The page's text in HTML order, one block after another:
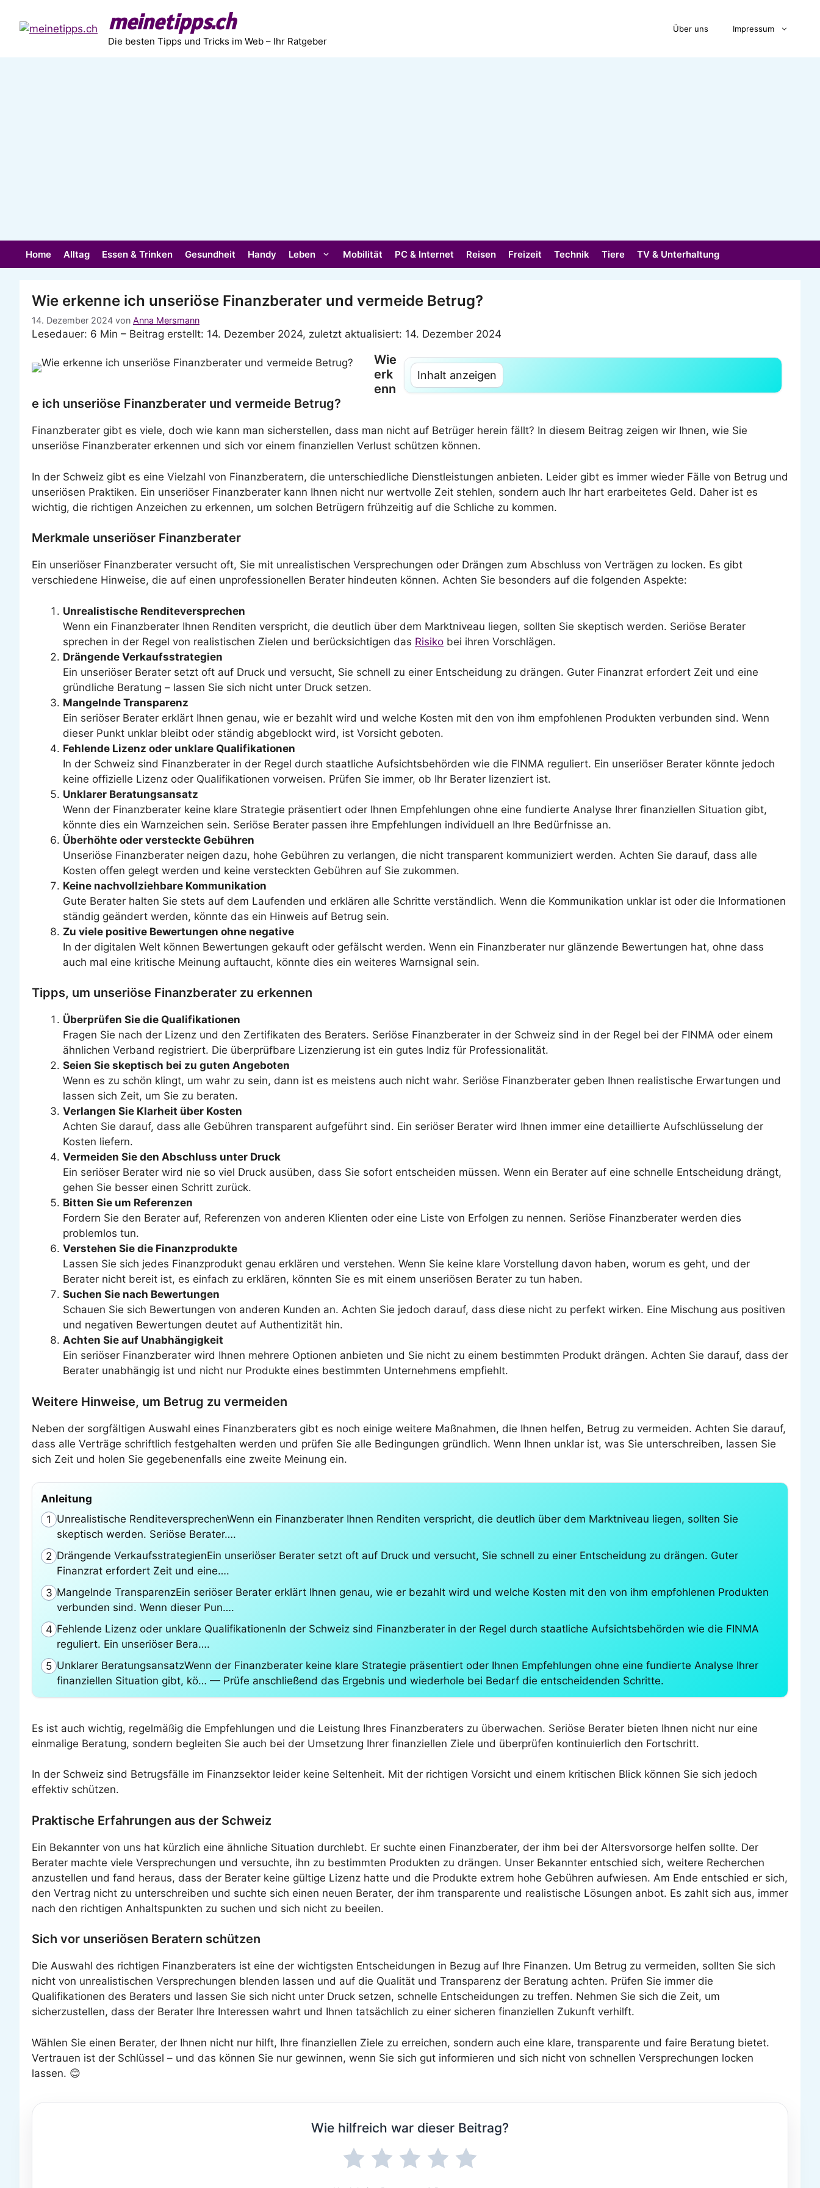
Inhalt
springen
meinetipps.ch
Die besten Tipps und Tricks im Web – Ihr Ratgeber
Über uns Impressum
Home Alltag Essen & Trinken Gesundheit Handy Leben Mobilität PC & Internet Reisen Freizeit Technik Tiere TV & Unterhaltung
Wie erkenne ich unseriöse Finanzberater und vermeide Betrug?
14. Dezember 2024 von Anna Mersmann
Lesedauer: 6 Min – Beitrag erstellt: 14. Dezember 2024, zuletzt aktualisiert: 14. Dezember 2024
Inhalt anzeigen
Wie
erk
enn
e ich unseriöse Finanzberater und vermeide Betrug?
Finanzberater gibt es viele, doch wie kann man sicherstellen, dass man nicht auf Betrüger herein fällt? In diesem Beitrag zeigen wir Ihnen, wie Sie
unseriöse Finanzberater erkennen und sich vor einem finanziellen Verlust schützen können.
In der Schweiz gibt es eine Vielzahl von Finanzberatern, die unterschiedliche Dienstleistungen anbieten. Leider gibt es immer wieder Fälle von Betrug und
unseriösen Praktiken. Ein unseriöser Finanzberater kann Ihnen nicht nur wertvolle Zeit stehlen, sondern auch Ihr hart erarbeitetes Geld. Daher ist es
wichtig, die richtigen Anzeichen zu erkennen, um solchen Betrügern frühzeitig auf die Schliche zu kommen.
Merkmale unseriöser Finanzberater
Ein unseriöser Finanzberater versucht oft, Sie mit unrealistischen Versprechungen oder Drängen zum Abschluss von Verträgen zu locken. Es gibt
verschiedene Hinweise, die auf einen unprofessionellen Berater hindeuten können. Achten Sie besonders auf die folgenden Aspekte:
Unrealistische Renditeversprechen
Wenn ein Finanzberater Ihnen Renditen verspricht, die deutlich über dem Marktniveau liegen, sollten Sie skeptisch werden. Seriöse Berater
sprechen in der Regel von realistischen Zielen und berücksichtigen das Risiko bei ihren Vorschlägen.
Drängende Verkaufsstrategien
Ein unseriöser Berater setzt oft auf Druck und versucht, Sie schnell zu einer Entscheidung zu drängen. Guter Finanzrat erfordert Zeit und eine
gründliche Beratung – lassen Sie sich nicht unter Druck setzen.
Mangelnde Transparenz
Ein seriöser Berater erklärt Ihnen genau, wie er bezahlt wird und welche Kosten mit den von ihm empfohlenen Produkten verbunden sind. Wenn
dieser Punkt unklar bleibt oder ständig abgeblockt wird, ist Vorsicht geboten.
Fehlende Lizenz oder unklare Qualifikationen
In der Schweiz sind Finanzberater in der Regel durch staatliche Aufsichtsbehörden wie die FINMA reguliert. Ein unseriöser Berater könnte jedoch
keine offizielle Lizenz oder Qualifikationen vorweisen. Prüfen Sie immer, ob Ihr Berater lizenziert ist.
Unklarer Beratungsansatz
Wenn der Finanzberater keine klare Strategie präsentiert oder Ihnen Empfehlungen ohne eine fundierte Analyse Ihrer finanziellen Situation gibt,
könnte dies ein Warnzeichen sein. Seriöse Berater passen ihre Empfehlungen individuell an Ihre Bedürfnisse an.
Überhöhte oder versteckte Gebühren
Unseriöse Finanzberater neigen dazu, hohe Gebühren zu verlangen, die nicht transparent kommuniziert werden. Achten Sie darauf, dass alle
Kosten offen gelegt werden und keine versteckten Gebühren auf Sie zukommen.
Keine nachvollziehbare Kommunikation
Gute Berater halten Sie stets auf dem Laufenden und erklären alle Schritte verständlich. Wenn die Kommunikation unklar ist oder die Informationen
ständig geändert werden, könnte das ein Hinweis auf Betrug sein.
Zu viele positive Bewertungen ohne negative
In der digitalen Welt können Bewertungen gekauft oder gefälscht werden. Wenn ein Finanzberater nur glänzende Bewertungen hat, ohne dass
auch mal eine kritische Meinung auftaucht, könnte dies ein weiteres Warnsignal sein.
Tipps, um unseriöse Finanzberater zu erkennen
Überprüfen Sie die Qualifikationen
Fragen Sie nach der Lizenz und den Zertifikaten des Beraters. Seriöse Finanzberater in der Schweiz sind in der Regel bei der FINMA oder einem
ähnlichen Verband registriert. Die überprüfbare Lizenzierung ist ein gutes Indiz für Professionalität.
Seien Sie skeptisch bei zu guten Angeboten
Wenn es zu schön klingt, um wahr zu sein, dann ist es meistens auch nicht wahr. Seriöse Finanzberater geben Ihnen realistische Erwartungen und
lassen sich Zeit, um Sie zu beraten.
Verlangen Sie Klarheit über Kosten
Achten Sie darauf, dass alle Gebühren transparent aufgeführt sind. Ein seriöser Berater wird Ihnen immer eine detaillierte Aufschlüsselung der
Kosten liefern.
Vermeiden Sie den Abschluss unter Druck
Ein seriöser Berater wird nie so viel Druck ausüben, dass Sie sofort entscheiden müssen. Wenn ein Berater auf eine schnelle Entscheidung drängt,
gehen Sie besser einen Schritt zurück.
Bitten Sie um Referenzen
Fordern Sie den Berater auf, Referenzen von anderen Klienten oder eine Liste von Erfolgen zu nennen. Seriöse Finanzberater werden dies
problemlos tun.
Verstehen Sie die Finanzprodukte
Lassen Sie sich jedes Finanzprodukt genau erklären und verstehen. Wenn Sie keine klare Vorstellung davon haben, worum es geht, und der
Berater nicht bereit ist, es einfach zu erklären, könnten Sie es mit einem unseriösen Berater zu tun haben.
Suchen Sie nach Bewertungen
Schauen Sie sich Bewertungen von anderen Kunden an. Achten Sie jedoch darauf, dass diese nicht zu perfekt wirken. Eine Mischung aus positiven
und negativen Bewertungen deutet auf Authentizität hin.
Achten Sie auf Unabhängigkeit
Ein seriöser Finanzberater wird Ihnen mehrere Optionen anbieten und Sie nicht zu einem bestimmten Produkt drängen. Achten Sie darauf, dass der
Berater unabhängig ist und nicht nur Produkte eines bestimmten Unternehmens empfiehlt.
Weitere Hinweise, um Betrug zu vermeiden
Neben der sorgfältigen Auswahl eines Finanzberaters gibt es noch einige weitere Maßnahmen, die Ihnen helfen, Betrug zu vermeiden. Achten Sie darauf,
dass alle Verträge schriftlich festgehalten werden und prüfen Sie alle Bedingungen gründlich. Wenn Ihnen unklar ist, was Sie unterschreiben, lassen Sie
sich Zeit und holen Sie gegebenenfalls eine zweite Meinung ein.
Anleitung
1 Unrealistische RenditeversprechenWenn ein Finanzberater Ihnen Renditen verspricht, die deutlich über dem Marktniveau liegen, sollten Sie
skeptisch werden. Seriöse Berater….
2 Drängende VerkaufsstrategienEin unseriöser Berater setzt oft auf Druck und versucht, Sie schnell zu einer Entscheidung zu drängen. Guter
Finanzrat erfordert Zeit und eine….
3 Mangelnde TransparenzEin seriöser Berater erklärt Ihnen genau, wie er bezahlt wird und welche Kosten mit den von ihm empfohlenen Produkten
verbunden sind. Wenn dieser Pun….
4 Fehlende Lizenz oder unklare QualifikationenIn der Schweiz sind Finanzberater in der Regel durch staatliche Aufsichtsbehörden wie die FINMA
reguliert. Ein unseriöser Bera….
5 Unklarer BeratungsansatzWenn der Finanzberater keine klare Strategie präsentiert oder Ihnen Empfehlungen ohne eine fundierte Analyse Ihrer
finanziellen Situation gibt, kö… — Prüfe anschließend das Ergebnis und wiederhole bei Bedarf die entscheidenden Schritte.
Es ist auch wichtig, regelmäßig die Empfehlungen und die Leistung Ihres Finanzberaters zu überwachen. Seriöse Berater bieten Ihnen nicht nur eine
einmalige Beratung, sondern begleiten Sie auch bei der Umsetzung Ihrer finanziellen Ziele und überprüfen kontinuierlich den Fortschritt.
In der Schweiz sind Betrugsfälle im Finanzsektor leider keine Seltenheit. Mit der richtigen Vorsicht und einem kritischen Blick können Sie sich jedoch
effektiv schützen.
Praktische Erfahrungen aus der Schweiz
Ein Bekannter von uns hat kürzlich eine ähnliche Situation durchlebt. Er suchte einen Finanzberater, der ihm bei der Altersvorsorge helfen sollte. Der
Berater machte viele Versprechungen und versuchte, ihn zu bestimmten Produkten zu drängen. Unser Bekannter entschied sich, weitere Recherchen
anzustellen und fand heraus, dass der Berater keine gültige Lizenz hatte und die Produkte extrem hohe Gebühren aufwiesen. Am Ende entschied er sich,
den Vertrag nicht zu unterschreiben und suchte sich einen neuen Berater, der ihm transparente und realistische Lösungen anbot. Es zahlt sich aus, immer
nach den richtigen Anhaltspunkten zu suchen und sich nicht zu beeilen.
Sich vor unseriösen Beratern schützen
Die Auswahl des richtigen Finanzberaters ist eine der wichtigsten Entscheidungen in Bezug auf Ihre Finanzen. Um Betrug zu vermeiden, sollten Sie sich
nicht von unrealistischen Versprechungen blenden lassen und auf die Qualität und Transparenz der Beratung achten. Prüfen Sie immer die
Qualifikationen des Beraters und lassen Sie sich nicht unter Druck setzen, schnelle Entscheidungen zu treffen. Nehmen Sie sich die Zeit, um
sicherzustellen, dass der Berater Ihre Interessen wahrt und Ihnen tatsächlich zu einer sicheren finanziellen Zukunft verhilft.
Wählen Sie einen Berater, der Ihnen nicht nur hilft, Ihre finanziellen Ziele zu erreichen, sondern auch eine klare, transparente und faire Beratung bietet.
Vertrauen ist der Schlüssel – und das können Sie nur gewinnen, wenn Sie sich gut informieren und sich nicht von schnellen Versprechungen locken
lassen. 😊
Wie hilfreich war dieser Beitrag?